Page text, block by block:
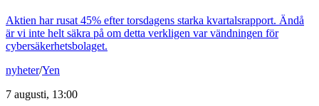
Aktien har rusat 45% efter torsdagens starka kvartalsrapport. Ändå
är vi inte helt säkra på om detta verkligen var vändningen för
cybersäkerhetsbolaget.
nyheter/Yen
7 augusti, 13:00